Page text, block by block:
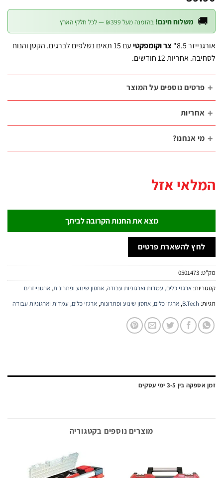
משלוח חינם! בהזמנה מעל ₪399 — לכל חלקי הארץ
8.5" צר וקומפקטי
עם 15 תאים נשלפים לברגים. הקטן והנוח
אחריות 12 חודשים.
נוספים על המוצר
אנחנו?
אזל
מצא את החנות הקרובה לביתך
להשארת פרטים
0501473
ארגזי כלים, עמדות וארגוניות עבודה,אחסון שינוע ופתרונות,ארגונייזרים
B.Tech
,ארגזי כלים,אחסון שינוע ופתרונות,ארגזי כלים, עמדות וארגוניות עבודה
בין 3-5 ימי עסקים
מוצרים נוספים בקטגוריה